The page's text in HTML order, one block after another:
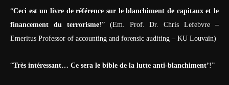
“Ceci est un livre de référence sur le blanchiment de capitaux et le
financement du terrorisme!” (Em. Prof. Dr. Chris Lefebvre –
Emeritus Professor of accounting and forensic auditing – KU Louvain)
“Très intéressant… Ce sera le bible de la lutte anti-blanchiment’!”